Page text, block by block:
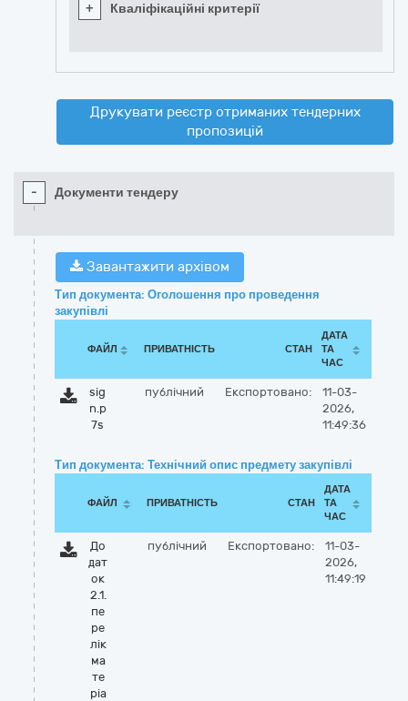
+ Кваліфікаційні критерії
Друкувати реєстр отриманих тендерних
пропозицій
- Документи тендеру
Завантажити архівом
Тип документа: Оголошення про проведення
закупівлі
ФАЙЛ ПРИВАТНІСТЬ СТАН
ДАТА
ТА
ЧАС
sig
n.p
7s
публічний Експортовано:
11-03-
2026,
11:49:36
Тип документа: Технічний опис предмету закупівлі
ФАЙЛ ПРИВАТНІСТЬ СТАН
ДАТА
ТА
ЧАС
До
дат
ок
2.1.
пе
ре
лік
ма
те
ріа
публічний Експортовано:
11-03-
2026,
11:49:19